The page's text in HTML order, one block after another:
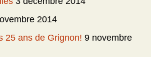
2014
25 ans de Grignon! 9 novembre